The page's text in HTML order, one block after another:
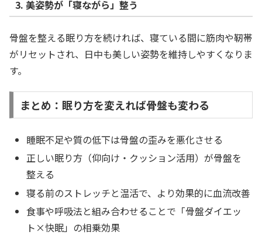
3. 美姿勢が「寝ながら」整う
骨盤を整える眠り方を続ければ、寝ている間に筋肉や靭帯
がリセットされ、日中も美しい姿勢を維持しやすくなりま
す。
まとめ：眠り方を変えれば骨盤も変わる
睡眠不足や質の低下は骨盤の歪みを悪化させる
正しい眠り方（仰向け・クッション活用）が骨盤を
整える
寝る前のストレッチと温活で、より効果的に血流改善
食事や呼吸法と組み合わせることで「骨盤ダイエッ
ト×快眠」の相乗効果